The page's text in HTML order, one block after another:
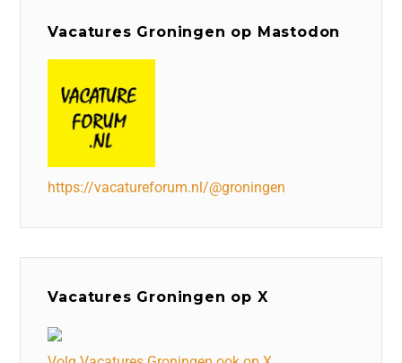
Vacatures Groningen op Mastodon
https://vacatureforum.nl/@groningen
Vacatures Groningen op X